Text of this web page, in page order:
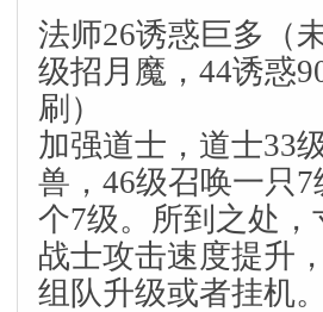
法师26诱惑巨多（
级招月魔，44诱惑
刷）
加强道士，道士33
兽，46级召唤一只
个7级。所到之处
战士攻击速度提升
组队升级或者挂机